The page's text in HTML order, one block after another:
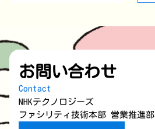
お問い合わせ
Contact
NHKテクノロジーズ
ファシリティ技術本部 営業推進部